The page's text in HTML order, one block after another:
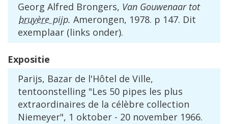
Georg Alfred Brongers, Van Gouwenaar tot
bruyère pijp. Amerongen, 1978. p 147. Dit
exemplaar (links onder).
Expositie
Parijs, Bazar de l'Hôtel de Ville,
tentoonstelling "Les 50 pipes les plus
extraordinaires de la célèbre collection
Niemeyer", 1 oktober - 20 november 1966.